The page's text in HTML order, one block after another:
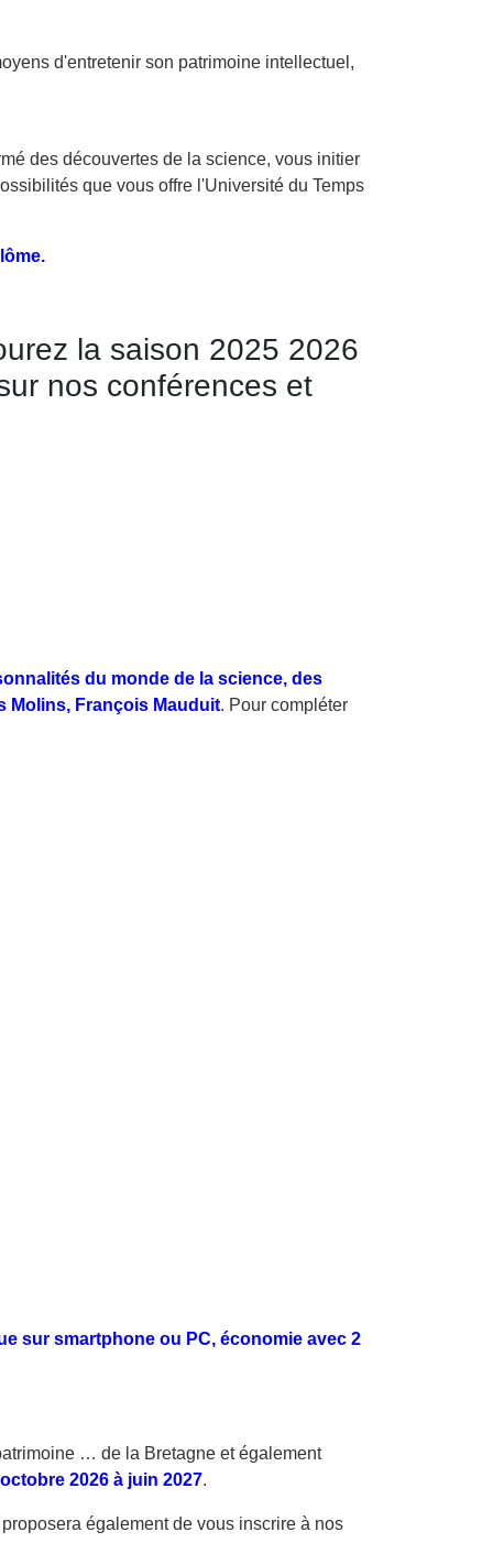
d'entretenir son patrimoine intellectuel,
des découvertes de la science, vous initier
que vous offre l'Université du Temps
la saison 2025 2026
nos conférences et
du monde de la science, des
Molins, François Mauduit. Pour compléter
sur smartphone ou PC, économie avec 2
… de la Bretagne et également
2026 à juin 2027.
également de vous inscrire à nos